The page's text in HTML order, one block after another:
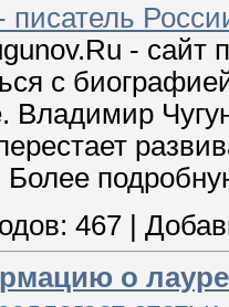
-
с
Владимир
Более
467 |
о